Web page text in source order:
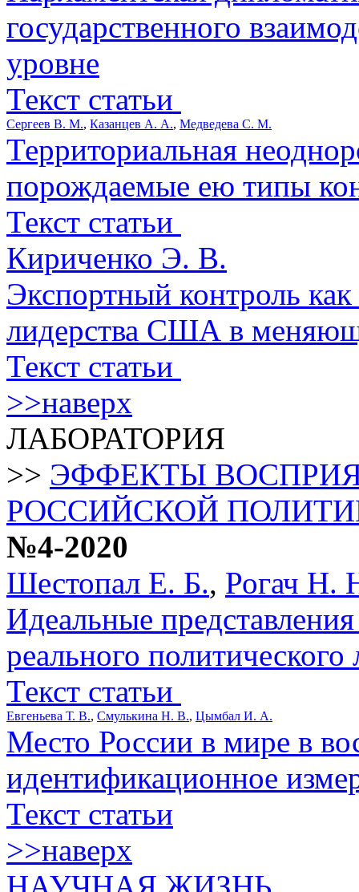
государственного
уровне
Текст статьи
Сергеев В. М., Казанцев А. А., Медведева С. М.
Территориальная
порождаемые ею типы
Текст статьи
Кириченко Э. В.
Экспортный контроль
лидерства США в
Текст статьи
>>наверх
ЛАБОРАТОРИЯ
>> ЭФФЕКТЫ
РОССИЙСКОЙ
№4-2020
Шестопал Е. Б., Рогач Н.
Идеальные
реального политического
Текст статьи
Евгеньева Т. В., Смулькина Н. В., Цымбал И. А.
Место России в мире в
идентификационное
Текст статьи
>>наверх